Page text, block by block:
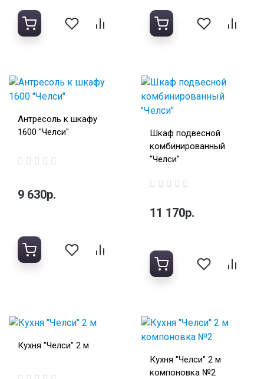
Антресоль к шкафу
1600 "Челси"
9 630р.
Шкаф подвесной
комбинированный
"Челси"
11 170р.
Кухня "Челси" 2 м
Кухня "Челси" 2 м
компоновка №2